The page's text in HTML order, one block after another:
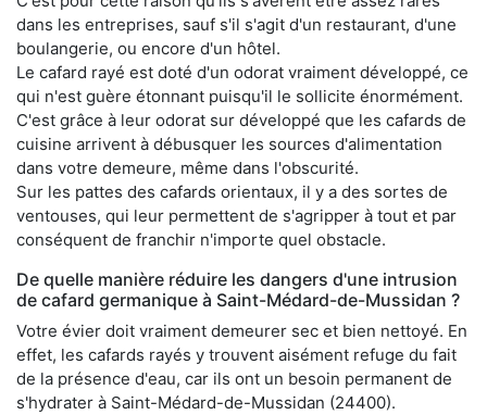
dans les entreprises, sauf s'il s'agit d'un restaurant, d'une
boulangerie, ou encore d'un hôtel.
Le cafard rayé est doté d'un odorat vraiment développé, ce
qui n'est guère étonnant puisqu'il le sollicite énormément.
C'est grâce à leur odorat sur développé que les cafards de
cuisine arrivent à débusquer les sources d'alimentation
dans votre demeure, même dans l'obscurité.
Sur les pattes des cafards orientaux, il y a des sortes de
ventouses, qui leur permettent de s'agripper à tout et par
conséquent de franchir n'importe quel obstacle.
De quelle manière réduire les dangers d'une intrusion
de cafard germanique à Saint-Médard-de-Mussidan ?
Votre évier doit vraiment demeurer sec et bien nettoyé. En
effet, les cafards rayés y trouvent aisément refuge du fait
de la présence d'eau, car ils ont un besoin permanent de
s'hydrater à Saint-Médard-de-Mussidan (24400).